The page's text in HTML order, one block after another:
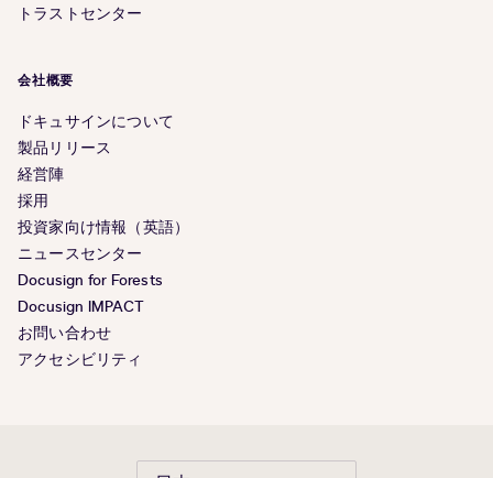
トラストセンター
会社概要
ドキュサインについて
製品リリース
経営陣
採用
投資家向け情報（英語）
ニュースセンター
Docusign for Forests
Docusign IMPACT
お問い合わせ
アクセシビリティ